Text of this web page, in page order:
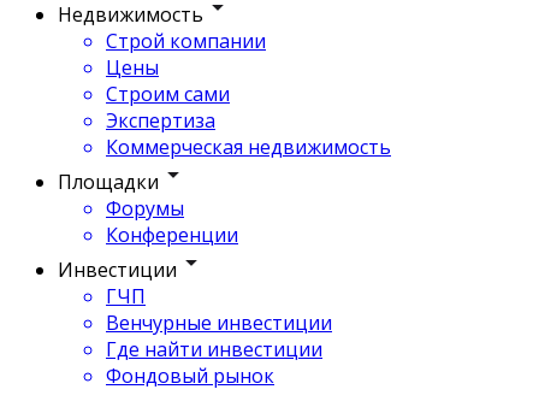
Недвижимость
Строй компании
Цены
Строим сами
Экспертиза
Коммерческая недвижимость
Площадки
Форумы
Конференции
Инвестиции
ГЧП
Венчурные инвестиции
Где найти инвестиции
Фондовый рынок